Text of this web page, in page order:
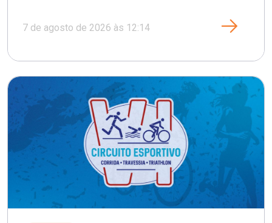
7 de agosto de 2026 às 12:14